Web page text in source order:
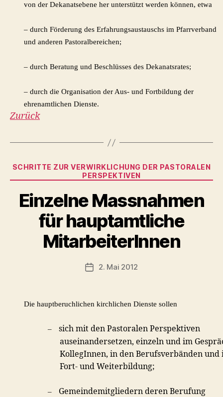
von der Dekanatsebene her unterstützt werden können, etwa
– durch Förderung des Erfahrungsaustauschs im Pfarrverband
und anderen Pastoralbereichen;
– durch Beratung und Beschlüsses des Dekanatsrates;
– durch die Organisation der Aus- und Fortbildung der
ehrenamtlichen Dienste.
Zurück
Kategorien
SCHRITTE ZUR VERWIRKLICHUNG DER PASTORALEN
PERSPEKTIVEN
Einzelne Massnahmen
für hauptamtliche
MitarbeiterInnen
Veröffentlichungsdatum
2. Mai 2012
Die hauptberuchlichen kirchlichen Dienste sollen
–
sich mit den Pastoralen Perspektiven
auseinandersetzen, einzeln und im
KollegInnen, in den Berufsverbänden und
Fort- und Weiterbildung;
–
Gemeindemitgliedern deren Berufung